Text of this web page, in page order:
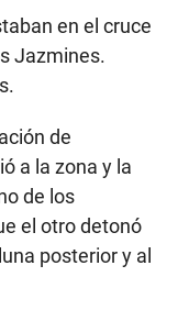
en el cruce
Jazmines.
de
a la zona y la
de los
el otro detonó
posterior y al